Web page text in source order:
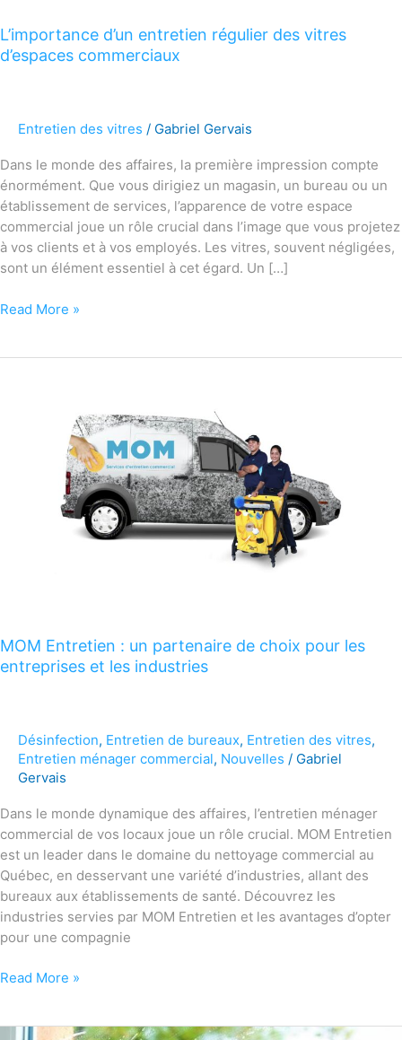
L’importance d’un entretien régulier des vitres
d’espaces commerciaux
Entretien des vitres / Gabriel Gervais
Dans le monde des affaires, la première impression compte
énormément. Que vous dirigiez un magasin, un bureau ou un
établissement de services, l’apparence de votre espace
commercial joue un rôle crucial dans l’image que vous projetez
à vos clients et à vos employés. Les vitres, souvent négligées,
sont un élément essentiel à cet égard. Un […]
Read More »
MOM Entretien : un partenaire de choix pour les
entreprises et les industries
Désinfection, Entretien de bureaux, Entretien des vitres,
Entretien ménager commercial, Nouvelles / Gabriel
Gervais
Dans le monde dynamique des affaires, l’entretien ménager
commercial de vos locaux joue un rôle crucial. MOM Entretien
est un leader dans le domaine du nettoyage commercial au
Québec, en desservant une variété d’industries, allant des
bureaux aux établissements de santé. Découvrez les
industries servies par MOM Entretien et les avantages d’opter
pour une compagnie
Read More »
Comment